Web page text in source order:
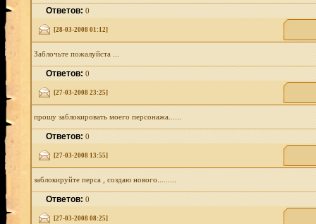
Ответов:0
[28-03-2008 01:12]
Заблочьте пожалуйста ...
Ответов:0
[27-03-2008 23:25]
прошу заблокировать моего персонажа......
Ответов:0
[27-03-2008 13:55]
заблокируйте перса , создаю нового.........
Ответов:0
[27-03-2008 08:25]